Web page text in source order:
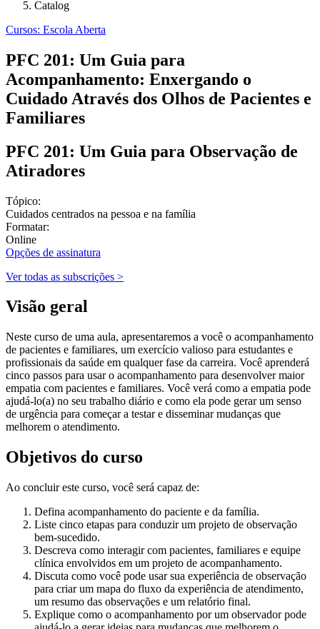
Catalog
Cursos: Escola Aberta
PFC 201: Um Guia para
Acompanhamento: Enxergando o
Cuidado Através dos Olhos de Pacientes e
Familiares
PFC 201: Um Guia para Observação de
Atiradores
Tópico:
Cuidados centrados na pessoa e na família
Formatar:
Online
Opções de assinatura
Ver todas as subscrições >
Visão geral
Neste curso de uma aula, apresentaremos a você o acompanhamento
de pacientes e familiares, um exercício valioso para estudantes e
profissionais da saúde em qualquer fase da carreira. Você aprenderá
cinco passos para usar o acompanhamento para desenvolver maior
empatia com pacientes e familiares. Você verá como a empatia pode
ajudá-lo(a) no seu trabalho diário e como ela pode gerar um senso
de urgência para começar a testar e disseminar mudanças que
melhorem o atendimento.
Objetivos do curso
Ao concluir este curso, você será capaz de:
Defina acompanhamento do paciente e da família.
Liste cinco etapas para conduzir um projeto de observação
bem-sucedido.
Descreva como interagir com pacientes, familiares e equipe
clínica envolvidos em um projeto de acompanhamento.
Discuta como você pode usar sua experiência de observação
para criar um mapa do fluxo da experiência de atendimento,
um resumo das observações e um relatório final.
Explique como o acompanhamento por um observador pode